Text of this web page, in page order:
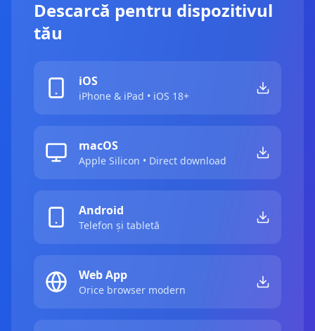
Descarcă pentru dispozitivul
tău
iOS
iPhone & iPad • iOS 18+
macOS
Apple Silicon • Direct download
Android
Telefon și tabletă
Web App
Orice browser modern